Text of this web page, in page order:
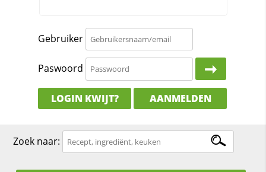
Gebruiker
Paswoord
LOGIN KWIJT? AANMELDEN
Zoek naar: